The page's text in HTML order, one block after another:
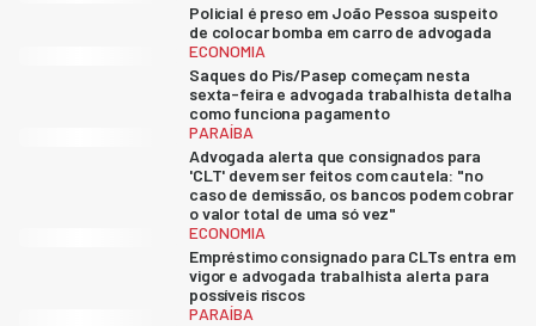
Policial é preso em João Pessoa suspeito
de colocar bomba em carro de advogada
ECONOMIA
Saques do Pis/Pasep começam nesta
sexta-feira e advogada trabalhista detalha
como funciona pagamento
PARAÍBA
Advogada alerta que consignados para
'CLT' devem ser feitos com cautela: "no
caso de demissão, os bancos podem cobrar
o valor total de uma só vez"
ECONOMIA
Empréstimo consignado para CLTs entra em
vigor e advogada trabalhista alerta para
possíveis riscos
PARAÍBA